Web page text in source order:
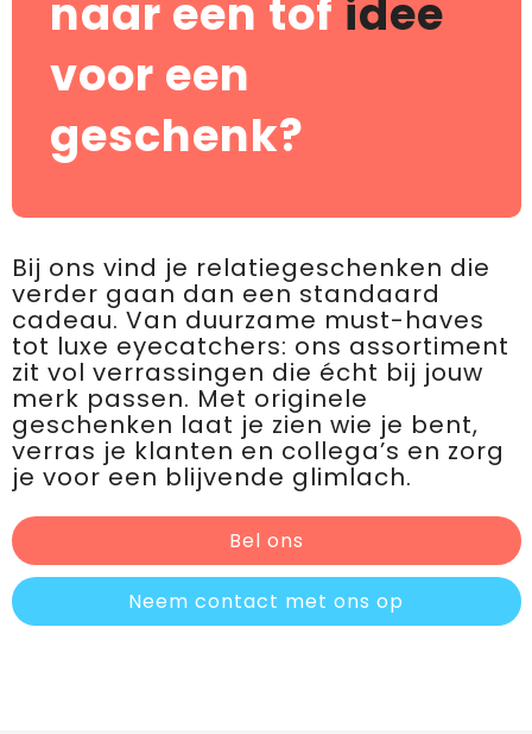
naar een tof idee
voor een
geschenk?
Bij ons vind je relatiegeschenken die
verder gaan dan een standaard
cadeau. Van duurzame must-haves
tot luxe eyecatchers: ons assortiment
zit vol verrassingen die écht bij jouw
merk passen. Met originele
geschenken laat je zien wie je bent,
verras je klanten en collega’s en zorg
je voor een blijvende glimlach.
Bel ons
Neem contact met ons op